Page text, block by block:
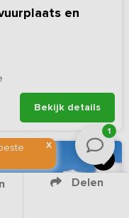
en
Bekijk details
X
1
Delen